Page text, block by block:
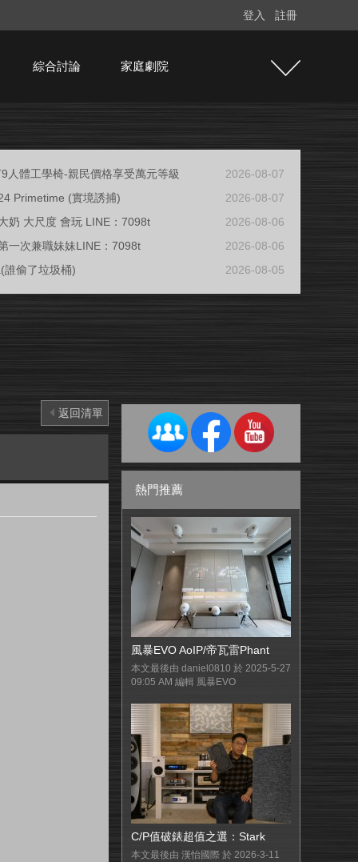
登入 註冊
綜合討論 家庭劇院
人體工學椅-親民價格享受萬元等級
2026-08-07
Primetime (實境誘捕)
2026-08-07
奶 大尺度 會玩 LINE：7098t
2026-08-06
一次兼職妹妹LINE：7098t
2026-08-06
誰偷了垃圾桶)
2026-08-05
返回清單
熱門推薦
風暴EVO AoIP/帝瓦雷Phant
本文最後由 daniel0810 於 2025-5-27
09:05 AM 編輯 風暴EVO
C/P值破錶超值之選：Stark
本文最後由 漢怡國際 於 2026-3-11